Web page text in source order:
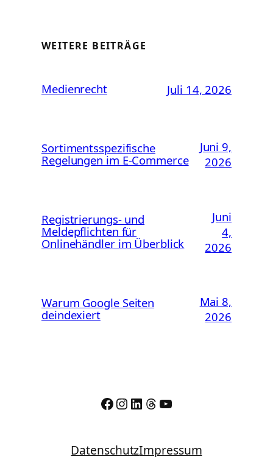
WEITERE BEITRÄGE
Medienrecht Juli 14, 2026
Sortimentsspezifische
Regelungen im E-Commerce
Juni 9,
2026
Registrierungs- und
Meldepflichten für
Onlinehändler im Überblick
Juni
4,
2026
Warum Google Seiten
deindexiert
Mai 8,
2026
Facebook
Instagram
LinkedIn
Threads
YouTube
DatenschutzImpressum